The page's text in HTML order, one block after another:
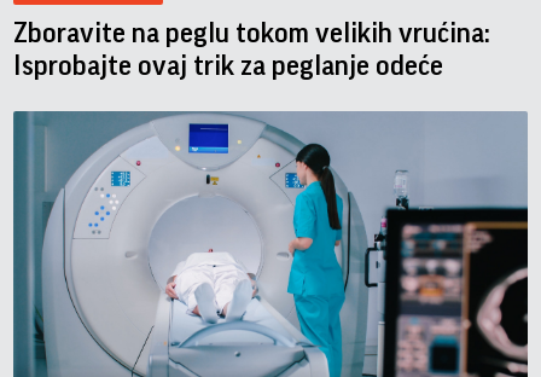
Zboravite na peglu tokom velikih vrućina:
Isprobajte ovaj trik za peglanje odeće